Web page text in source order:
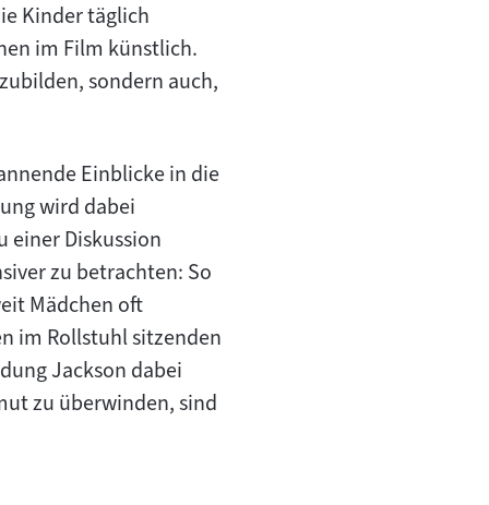
Kinder täglich
im Film künstlich.
sondern auch,
Einblicke in die
wird dabei
Diskussion
zu betrachten: So
Mädchen oft
im Rollstuhl sitzenden
Jackson dabei
zu überwinden, sind